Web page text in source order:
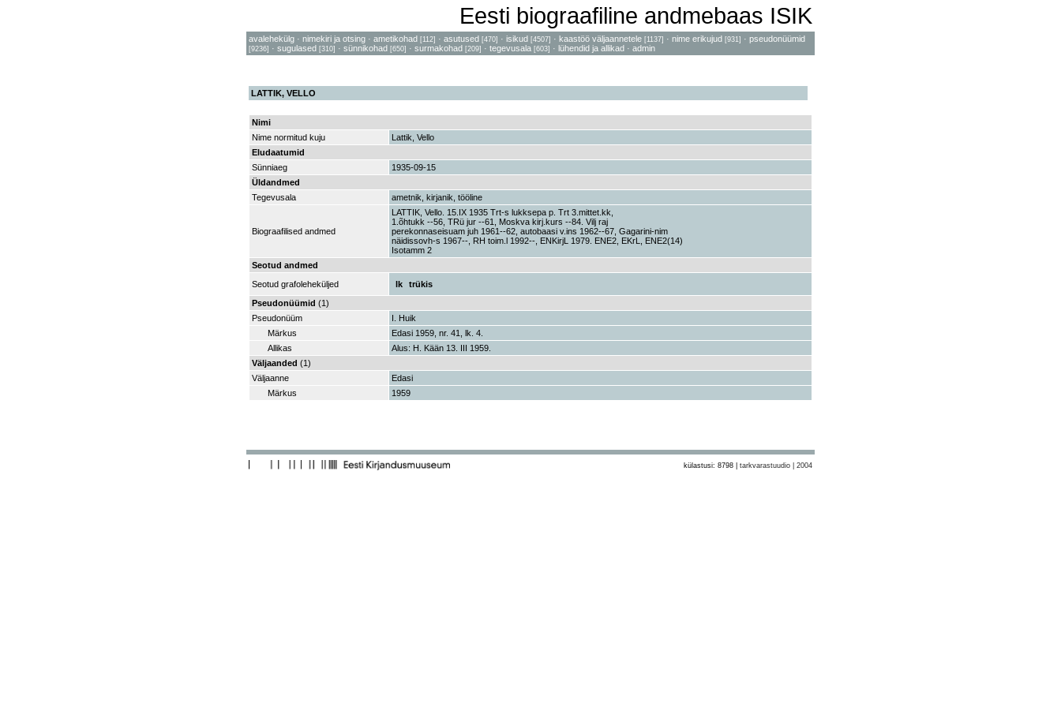
Eesti biograafiline andmebaas ISIK
avalehekülg · nimekiri ja otsing · ametikohad [112] · asutused [470] · isikud [4507] · kaastöö väljaannetele [1137] · nime erikujud [931] · pseudonüümid
[9236] · sugulased [310] · sünnikohad [650] · surmakohad [209] · tegevusala [603] · lühendid ja allikad · admin
LATTIK, VELLO
Nimi
Nime normitud kuju
Lattik, Vello
Eludaatumid
Sünniaeg
1935-09-15
Üldandmed
Tegevusala
ametnik, kirjanik, tööline
Biograafilised andmed
LATTIK, Vello. 15.IX 1935 Trt-s lukksepa p. Trt 3.mittet.kk,
1.õhtukk --56, TRü jur --61, Moskva kirj.kurs --84. Vilj raj
perekonnaseisuam juh 1961--62, autobaasi v.ins 1962--67, Gagarini-nim
näidissovh-s 1967--, RH toim.l 1992--, ENKirjL 1979. ENE2, EKrL, ENE2(14)
Isotamm 2
Seotud andmed
Seotud grafoleheküljed
lk
trükis
Pseudonüümid (1)
Pseudonüüm
I. Huik
Märkus
Edasi 1959, nr. 41, lk. 4.
Allikas
Alus: H. Kään 13. III 1959.
Väljaanded (1)
Väljaanne
Edasi
Märkus
1959
külastusi: 8798 | tarkvarastuudio | 2004